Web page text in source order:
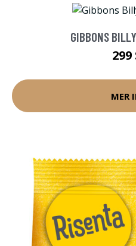
GIBBONS
299
MER